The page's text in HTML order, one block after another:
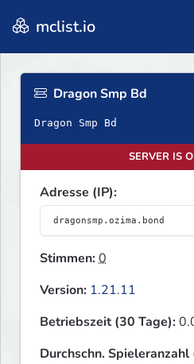
mclist.io
Dragon Smp Bd
Dragon Smp Bd
SERVER IS
Adresse (IP):
Stimmen:0
Version: 1.21.11
Betriebszeit (30 Tage):
Durchschn.